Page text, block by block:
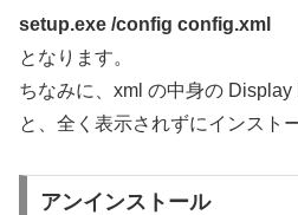
setup.exe /config config.xml
となります。
ちなみに、xml の中身の Display
と、全く表示されずにインスト
アンインストール